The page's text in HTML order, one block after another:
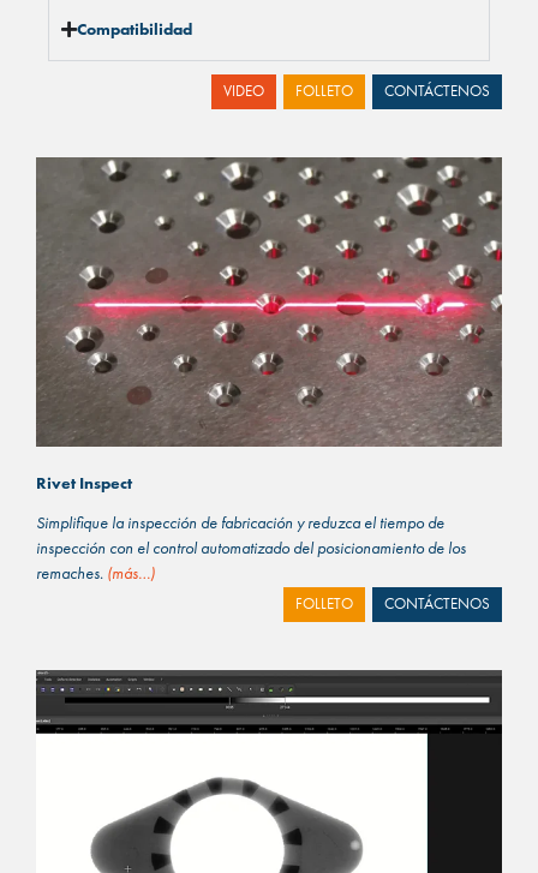
Compatibilidad
VIDEO FOLLETO CONTÁCTENOS
Rivet Inspect
Simplifique la inspección de fabricación y reduzca el tiempo de
inspección con el control automatizado del posicionamiento de los
remaches. (más…)
FOLLETO CONTÁCTENOS